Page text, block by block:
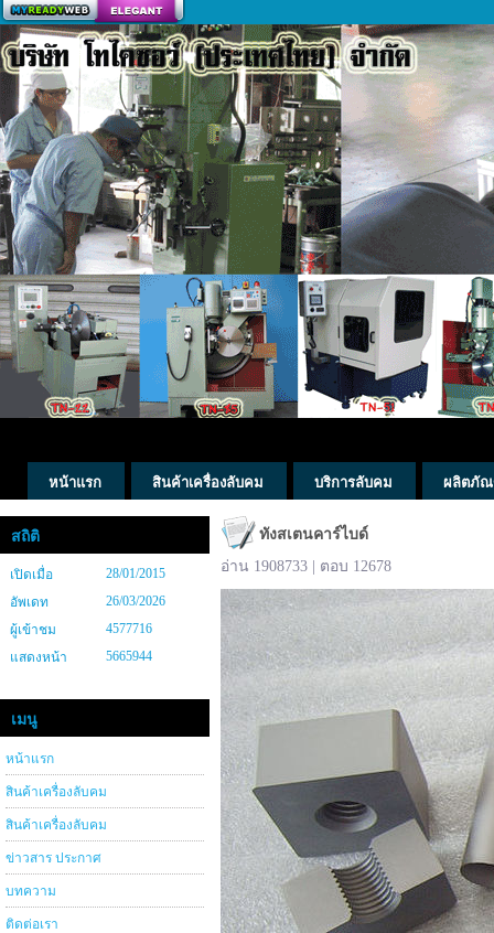
สร้างเว็บ
หน้าแรก สินค้าเครื่องลับคม บริการลับคม ผลิตภัณ
สถิติ
เปิดเมื่อ
28/01/2015
อัพเดท
26/03/2026
ผู้เข้าชม
4577716
แสดงหน้า
5665944
เมนู
หน้าแรก
สินค้าเครื่องลับคม
สินค้าเครื่องลับคม
ข่าวสาร ประกาศ
บทความ
ติดต่อเรา
ทังสเตนคาร์ไบด์
อ่าน 1908733 | ตอบ 12678